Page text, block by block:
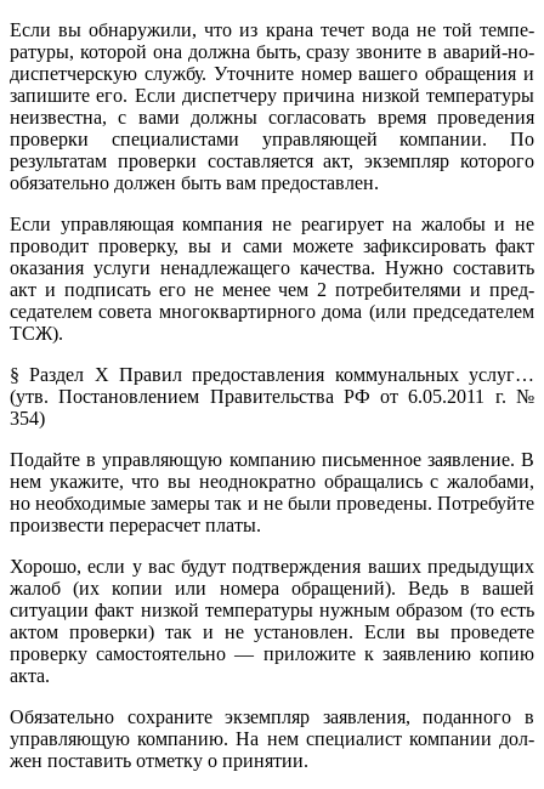
Если вы обнаружили, что из крана течет вода не той темпе­
ратуры, которой она должна быть, сразу звоните в аварий-но-
диспетчерскую службу. Уточните номер вашего обращения и
запишите его. Если диспетчеру причина низкой температуры
не­известна, с вами должны согласовать время проведения
провер­ки специалистами управляющей компании. По
результатам про­верки составляется акт, экземпляр которого
обязательно должен быть вам предоставлен.
Если управляющая компания не реагирует на жалобы и не
проводит проверку, вы и сами можете зафиксировать факт
оказания услуги ненадлежащего качества. Нужно составить
акт и подписать его не менее чем 2 потребителями и пред­
седателем совета многоквартирного дома (или председа­телем
ТСЖ).
§ Раздел X Правил предоставления коммунальных услуг…
(утв. Постановлением Правительства РФ от 6.05.2011 г. №
354)
Подайте в управляющую компанию письменное заявление. В
нем укажите, что вы неоднократно обращались с жалобами,
но необходимые замеры так и не были проведены. Потребуйте
про­извести перерасчет платы.
Хорошо, если у вас будут подтверждения ваших пред­ыдущих
жалоб (их копии или номера обращений). Ведь в ва­шей
ситуации факт низкой температуры нужным образом (то есть
актом проверки) так и не установлен. Если вы проведе­те
проверку самостоятельно — приложите к заявлению копию
акта.
Обязательно сохраните экземпляр заявления, поданного в
управляющую компанию. На нем специалист компании дол­
жен поставить отметку о принятии.